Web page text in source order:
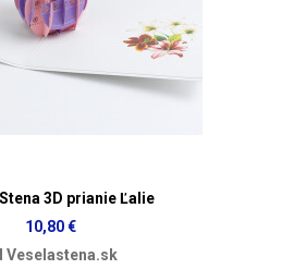
3D prianie Ľalie
10,80 €
Veselastena.sk